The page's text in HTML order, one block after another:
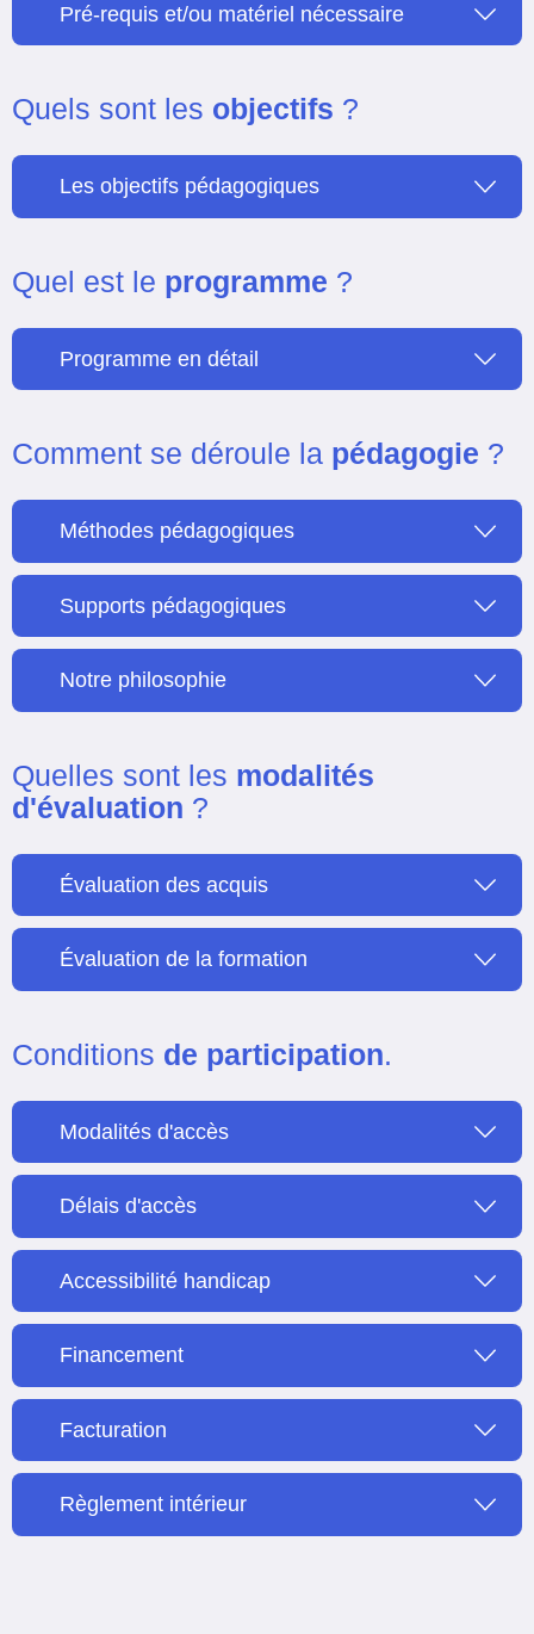
Pré-requis et/ou matériel nécessaire
Quels sont les objectifs ?
Les objectifs pédagogiques
Quel est le programme ?
Programme en détail
Comment se déroule la pédagogie ?
Méthodes pédagogiques
Supports pédagogiques
Notre philosophie
Quelles sont les modalités
d'évaluation ?
Évaluation des acquis
Évaluation de la formation
Conditions de participation.
Modalités d'accès
Délais d'accès
Accessibilité handicap
Financement
Facturation
Règlement intérieur